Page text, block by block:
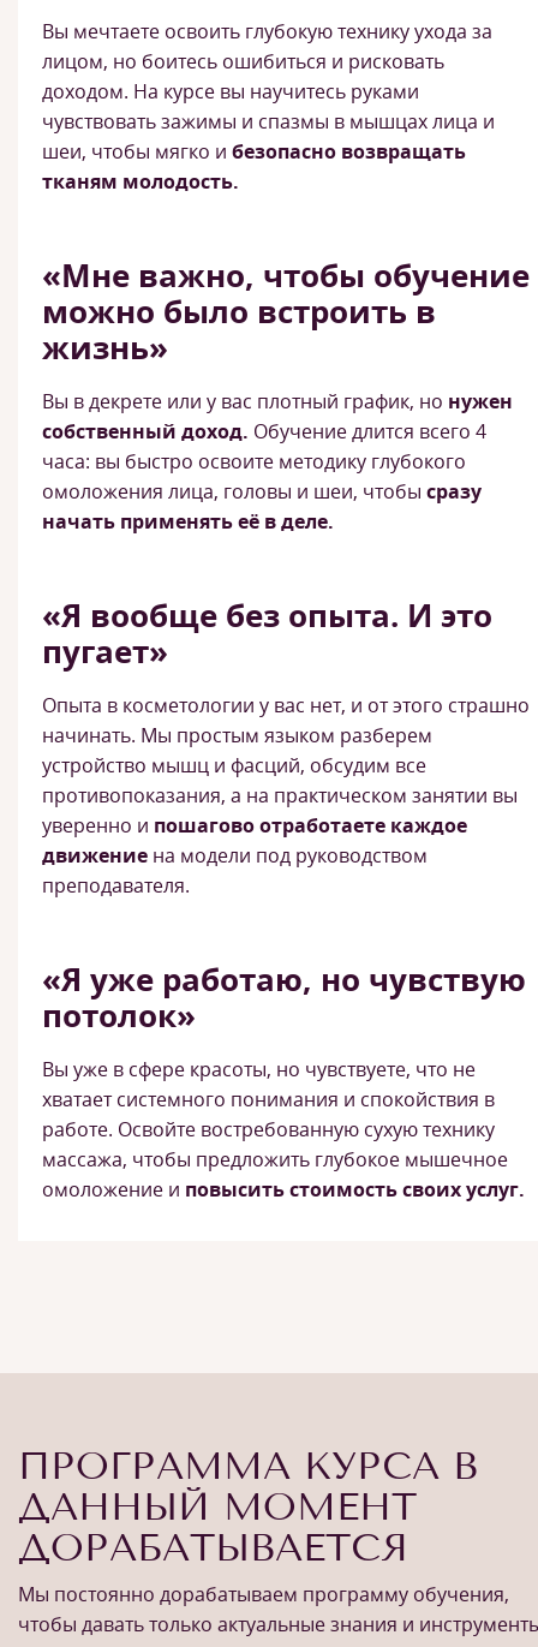
Вы мечтаете освоить глубокую технику ухода за
лицом, но боитесь ошибиться и рисковать
доходом. На курсе вы научитесь руками
чувствовать зажимы и спазмы в мышцах лица и
шеи, чтобы мягко и безопасно возвращать
тканям молодость.
«Мне важно, чтобы обучение
можно было встроить в
жизнь»
Вы в декрете или у вас плотный график, но нужен
собственный доход. Обучение длится всего 4
часа: вы быстро освоите методику глубокого
омоложения лица, головы и шеи, чтобы сразу
начать применять её в деле.
«Я вообще без опыта. И это
пугает»
Опыта в косметологии у вас нет, и от этого страшно
начинать. Мы простым языком разберем
устройство мышц и фасций, обсудим все
противопоказания, а на практическом занятии вы
уверенно и пошагово отработаете каждое
движение на модели под руководством
преподавателя.
«Я уже работаю, но чувствую
потолок»
Вы уже в сфере красоты, но чувствуете, что не
хватает системного понимания и спокойствия в
работе. Освойте востребованную сухую технику
массажа, чтобы предложить глубокое мышечное
омоложение и повысить стоимость своих услуг.
ПРОГРАММА КУРСА В
ДАННЫЙ МОМЕНТ
ДОРАБАТЫВАЕТСЯ
Мы постоянно дорабатываем программу обучения,
чтобы давать только актуальные знания и